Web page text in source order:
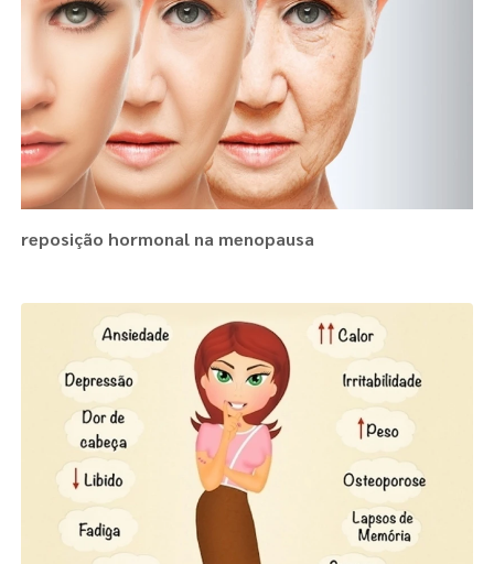
reposição hormonal na menopausa